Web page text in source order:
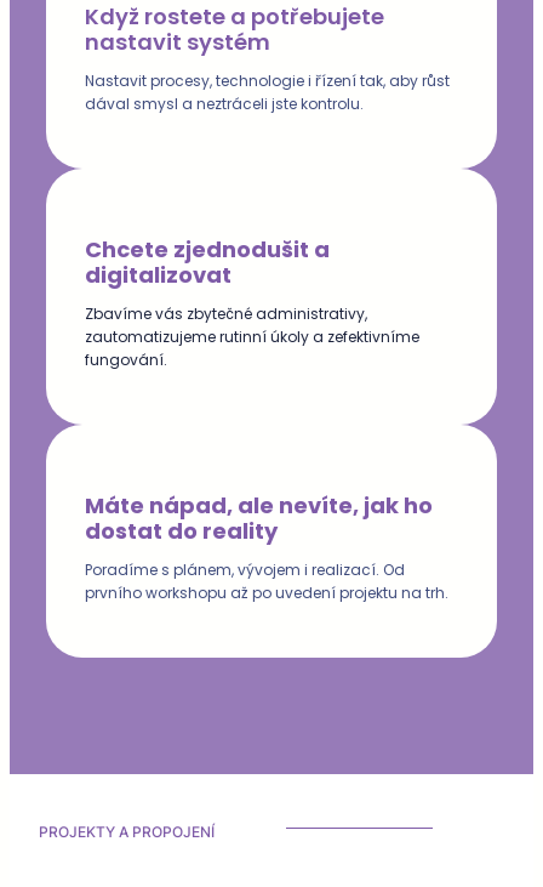
Když rostete a potřebujete
nastavit systém
Nastavit procesy, technologie i řízení tak, aby růst
dával smysl a neztráceli jste kontrolu.
Chcete zjednodušit a
digitalizovat
Zbavíme vás zbytečné administrativy,
zautomatizujeme rutinní úkoly a zefektivníme
fungování.
Máte nápad, ale nevíte, jak ho
dostat do reality
Poradíme s plánem, vývojem i realizací. Od
prvního workshopu až po uvedení projektu na trh.
PROJEKTY A PROPOJENÍ